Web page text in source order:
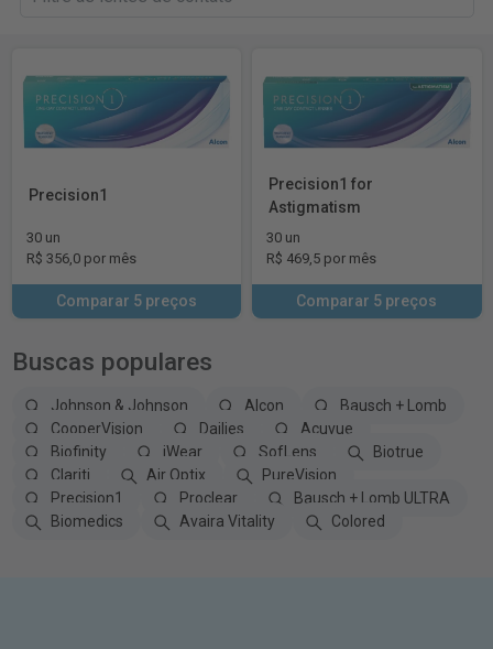
Precision1
30 un
R$ 356,0 por mês
Comparar 5 preços
Precision1 for
Astigmatism
30 un
R$ 469,5 por mês
Comparar 5 preços
Buscas populares
Johnson & Johnson Alcon
Bausch + Lomb
CooperVision
Dailies
Acuvue
Biofinity
iWear SofLens
Biotrue
Clariti
Air Optix
PureVision
Precision1
Proclear
Bausch + Lomb ULTRA
Biomedics
Avaira Vitality Colored